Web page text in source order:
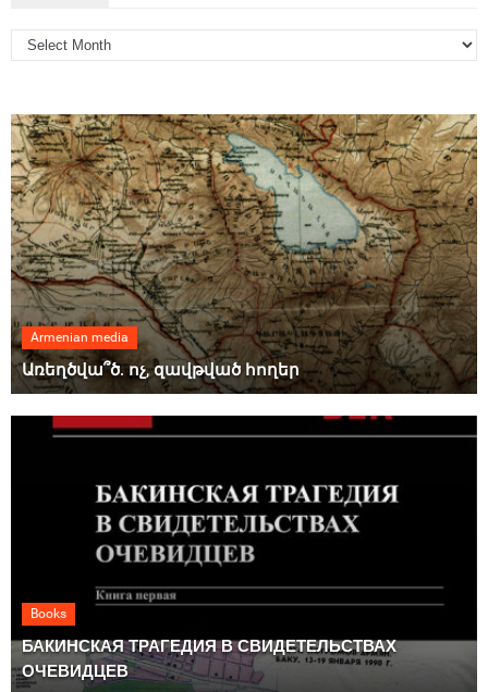
Armenian media
Առեղծվա՞ծ. ոչ, զավթված հողեր
Books
БАКИНСКАЯ ТРАГЕДИЯ В СВИДЕТЕЛЬСТВАХ
ОЧЕВИДЦЕВ